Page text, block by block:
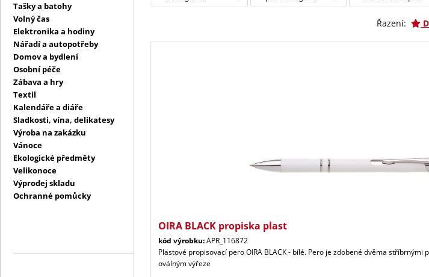
Tašky a batohy
Volný čas
Elektronika a hodiny
Nářadí a autopotřeby
Domov a bydlení
Osobní péče
Zábava a hry
Textil
Kalendáře a diáře
Sladkosti, vína, delikatesy
Výroba na zakázku
Vánoce
Ekologické předměty
Velikonoce
Výprodej skladu
Ochranné pomůcky
Řazení:
OIRA BLACK propiska plast
kód výrobku:APR_116872
Plastové propisovací pero OIRA BLACK - bílé. Pero je zdobené dvěma stříbrnými
oválným výřeze